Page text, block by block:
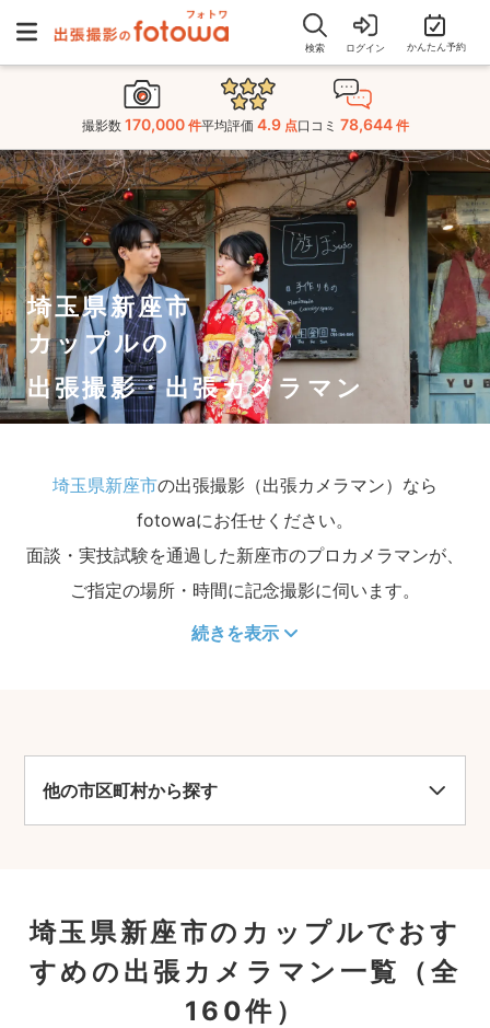
検索 ログイン かんたん予約
撮影数 170,000 件平均評価 4.9 点口コミ 78,644 件
埼玉県新座市
カップルの
出張撮影・出張カメラマン
埼玉県新座市の出張撮影（出張カメラマン）なら
fotowaにお任せください。
面談・実技試験を通過した新座市のプロカメラマンが、
ご指定の場所・時間に記念撮影に伺います。
続きを表示
他の市区町村から探す
埼玉県新座市のカップルでおす
すめの出張カメラマン一覧
（全
160件）